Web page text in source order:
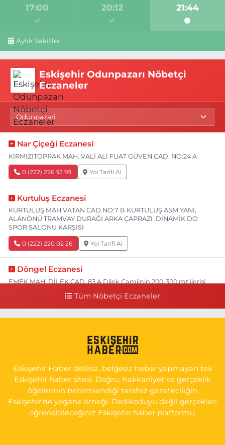
17:00 20:12 21:44
Aylık Vakitler
Eskişehir Odunpazarı Nöbetçi
Eczaneler
Nar Çiçeği Eczanesi
KIRMIZITOPRAK MAH. VALİ ALİ FUAT GÜVEN CAD. NO:24 A
0 (222) 226 33 99 Yol Tarifi Al
Kurtuluş Eczanesi
KURTULUŞ MAH.VATAN CAD.NO:7 B KURTULUŞ ASM YANI,
ALANÖNÜ TRAMVAY DURAĞI ARKA ÇAPRAZI ,DİNAMİK DO
SPOR SALONU KARŞISI
0 (222) 220 02 26 Yol Tarifi Al
Döngel Eczanesi
EMEK MAH. DİLEK CAD. 83 A Dilek Camiinin 200-300 mt ilerisi
İSTİKLAL MAH. ŞAİR FUZULİ CAD. NO:35 A HAVA HASTANESİ
KARŞI KÖŞESİ ŞAİR FUZULİ AİLE SAĞLIĞI MERKEZİ KARŞISI
0 (222) 230 11 31 Yol Tarifi Al
Tüm Nöbetçi Eczaneler
Eskişehir Haber delilsiz, belgesiz haber yapmayan tek
Eskişehir haber sitesi. Doğru, hakkaniyet ve gerçeklik
öğelerinin benimsendiği tarafsız gazeteciliğin
Eskişehir'de yegane örneği. Dedikoduyu değil gerçekleri
öğrenebileceğiniz Eskişehir haber platformu.